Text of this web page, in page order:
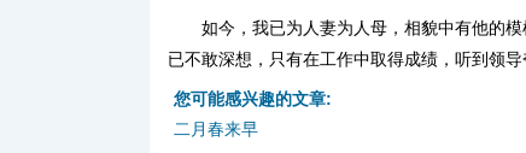
如今，我已为人妻为人母，相貌中有他的
已不敢深想，只有在工作中取得成绩，听到领
您可能感兴趣的文章:
二月春来早